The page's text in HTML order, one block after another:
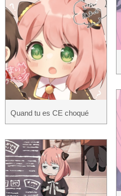
Quand tu es CE choqué